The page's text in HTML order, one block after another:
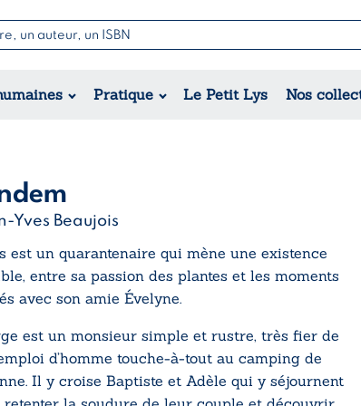
Pratique Le Petit Lys Nos
Romance
Jeunesse
Théâtre
Yves Beaujois
est un quarantenaire qui mène une existence
entre sa passion des plantes et les moments
avec son amie Évelyne.
est un monsieur simple et rustre, très fier de
d’homme touche-à-tout au camping de
Il y croise Baptiste et Adèle qui y séjournent